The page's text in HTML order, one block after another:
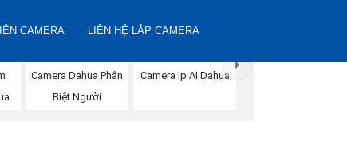
CAMERA LIÊN HỆ LẮP CAMERA
Camera Dahua Phân
Biệt Người
Camera Ip AI Dahua